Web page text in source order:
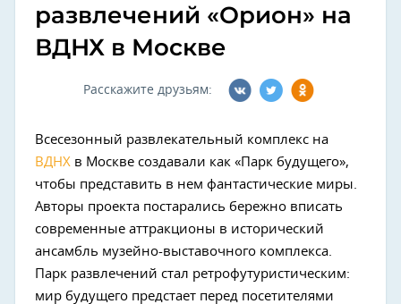
развлечений «Орион» на
ВДНХ в Москве
Расскажите друзьям:
Всесезонный развлекательный комплекс на
ВДНХ в Москве создавали как «Парк будущего»,
чтобы представить в нем фантастические миры.
Авторы проекта постарались бережно вписать
современные аттракционы в исторический
ансамбль музейно-выставочного комплекса.
Парк развлечений стал ретрофутуристическим:
мир будущего предстает перед посетителями